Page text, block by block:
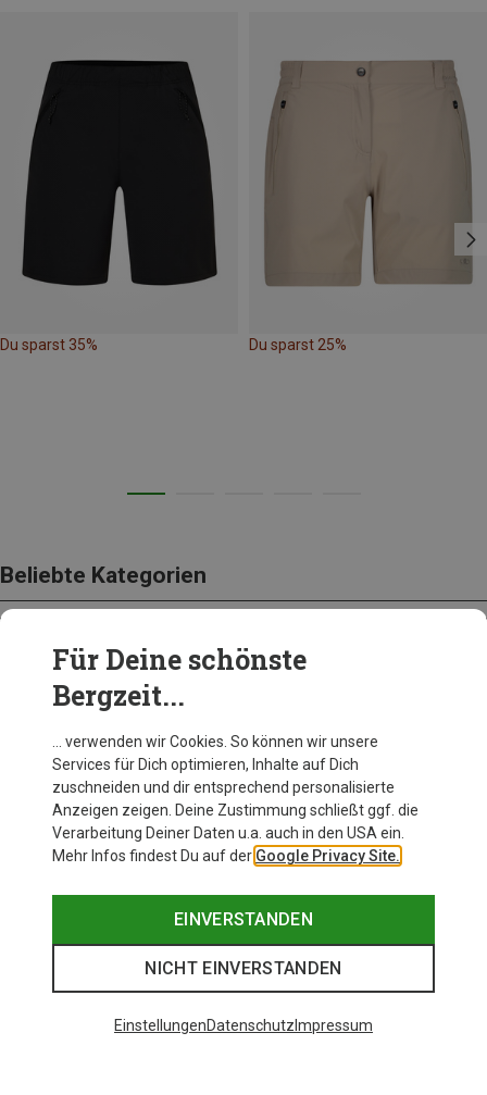
Du sparst 35% Du sparst 25%
Beliebte Kategorien
BEKLEIDUNG
Für Deine schönste
Bergzeit...
… verwenden wir Cookies. So können wir unsere
Services für Dich optimieren, Inhalte auf Dich
zuschneiden und dir entsprechend personalisierte
Anzeigen zeigen. Deine Zustimmung schließt ggf. die
Verarbeitung Deiner Daten u.a. auch in den USA ein.
Mehr Infos findest Du auf der Google Privacy Site.
EINVERSTANDEN
NICHT EINVERSTANDEN
EinstellungenDatenschutz Impressum